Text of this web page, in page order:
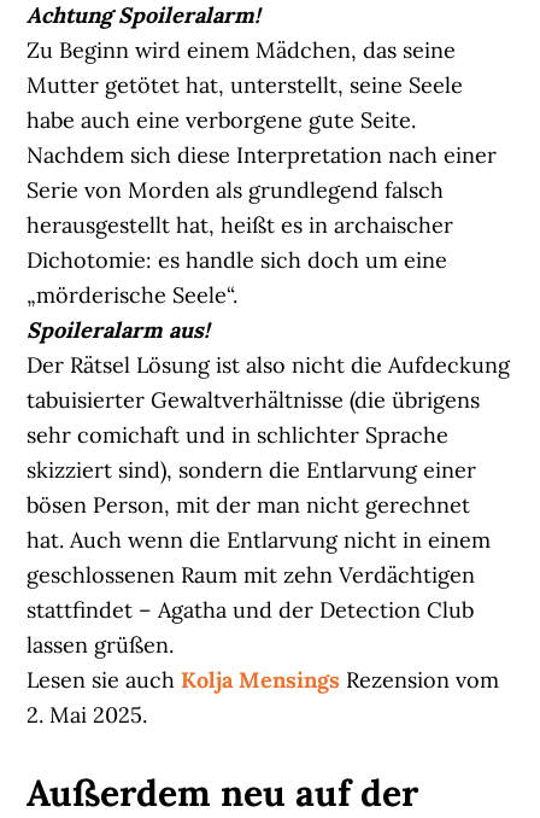
Achtung Spoileralarm!
Zu Beginn wird einem Mädchen, das seine
Mutter getötet hat, unterstellt, seine Seele
habe auch eine verborgene gute Seite.
Nachdem sich diese Interpretation nach einer
Serie von Morden als grundlegend falsch
herausgestellt hat, heißt es in archaischer
Dichotomie: es handle sich doch um eine
„mörderische Seele“.
Spoileralarm aus!
Der Rätsel Lösung ist also nicht die Aufdeckung
tabuisierter Gewaltverhältnisse (die übrigens
sehr comichaft und in schlichter Sprache
skizziert sind), sondern die Entlarvung einer
bösen Person, mit der man nicht gerechnet
hat. Auch wenn die Entlarvung nicht in einem
geschlossenen Raum mit zehn Verdächtigen
stattfindet – Agatha und der Detection Club
lassen grüßen.
Lesen sie auch Kolja Mensings Rezension vom
2. Mai 2025.
Außerdem neu auf der